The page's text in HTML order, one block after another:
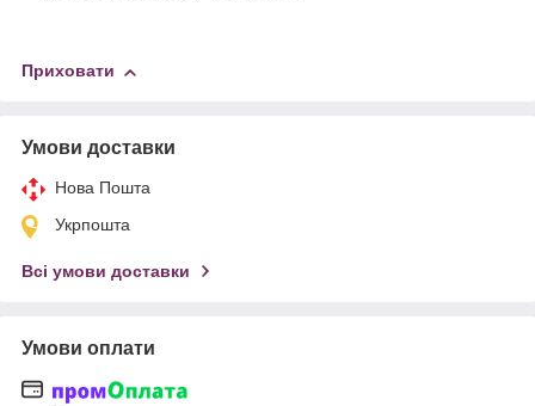
Приховати
Умови доставки
Нова Пошта
Укрпошта
Всі умови доставки
Умови оплати